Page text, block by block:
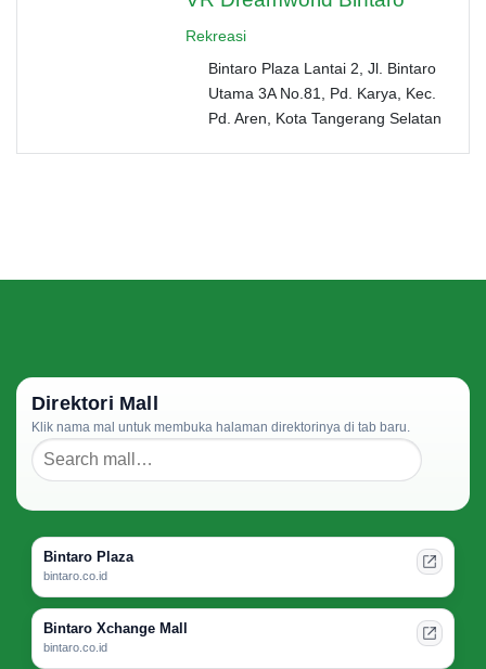
Rekreasi
Bintaro Plaza Lantai 2, Jl. Bintaro
Utama 3A No.81, Pd. Karya, Kec.
Pd. Aren, Kota Tangerang Selatan
Direktori Mall
Klik nama mal untuk membuka halaman direktorinya di tab baru.
Bintaro Plaza
bintaro.co.id
Bintaro Xchange Mall
bintaro.co.id